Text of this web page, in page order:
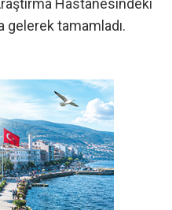
Hastanesindeki
gelerek tamamladı.